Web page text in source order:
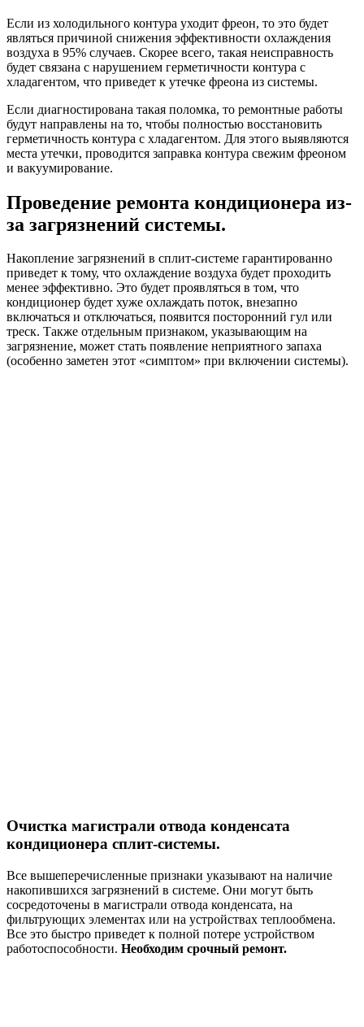
Если из холодильного контура уходит фреон, то это будет
являться причиной снижения эффективности охлаждения
воздуха в 95% случаев. Скорее всего, такая неисправность
будет связана с нарушением герметичности контура с
хладагентом, что приведет к утечке фреона из системы.
Если диагностирована такая поломка, то ремонтные работы
будут направлены на то, чтобы полностью восстановить
герметичность контура с хладагентом. Для этого выявляются
места утечки, проводится заправка контура свежим фреоном
и вакуумирование.
Проведение ремонта кондиционера из-
за загрязнений системы.
Накопление загрязнений в сплит-системе гарантированно
приведет к тому, что охлаждение воздуха будет проходить
менее эффективно. Это будет проявляться в том, что
кондиционер будет хуже охлаждать поток, внезапно
включаться и отключаться, появится посторонний гул или
треск. Также отдельным признаком, указывающим на
загрязнение, может стать появление неприятного запаха
(особенно заметен этот «симптом» при включении системы).
Очистка магистрали отвода конденсата
кондиционера сплит-системы.
Все вышеперечисленные признаки указывают на наличие
накопившихся загрязнений в системе. Они могут быть
сосредоточены в магистрали отвода конденсата, на
фильтрующих элементах или на устройствах теплообмена.
Все это быстро приведет к полной потере устройством
работоспособности. Необходим срочный ремонт.